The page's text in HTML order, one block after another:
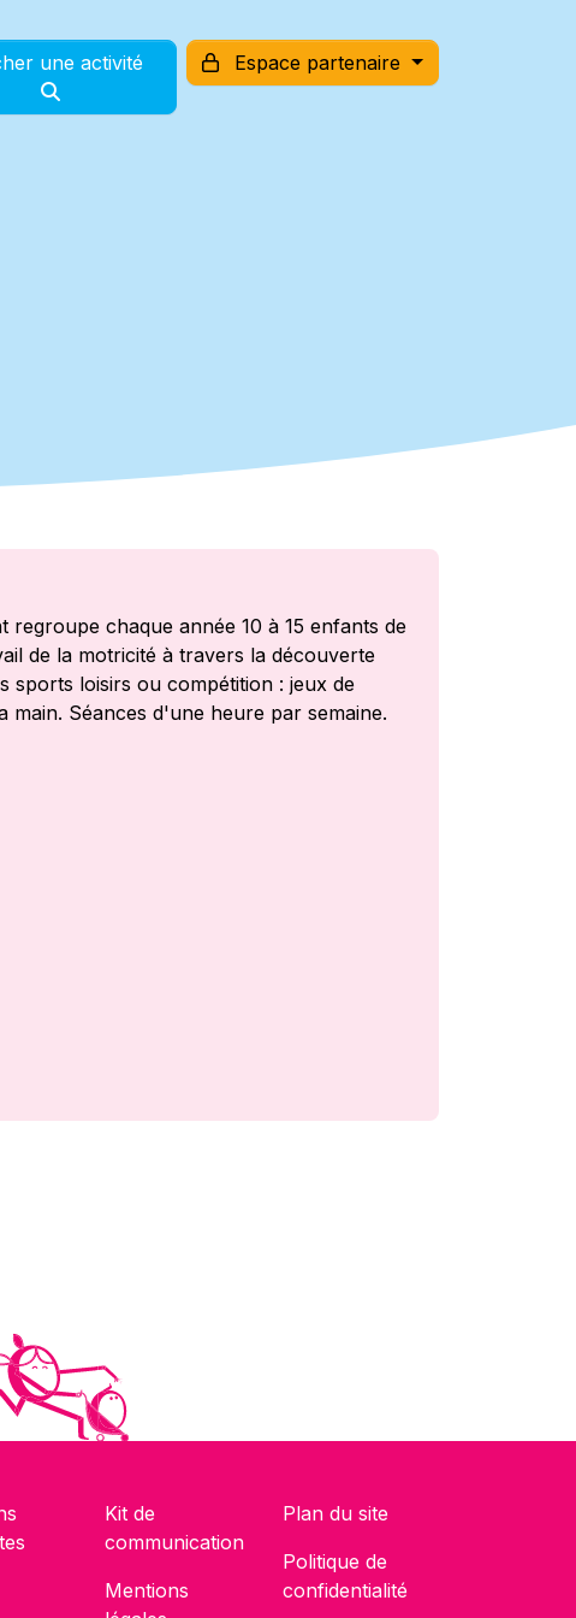
une activité Espace partenaire
chaque année 10 à 15 enfants de
de la motricité à travers la découverte
sports loisirs ou compétition : jeux de
main. Séances d'une heure par semaine.
Kit de
communication
Mentions
Plan du site
Politique de
confidentialité